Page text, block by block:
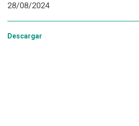
28/08/2024
Descargar